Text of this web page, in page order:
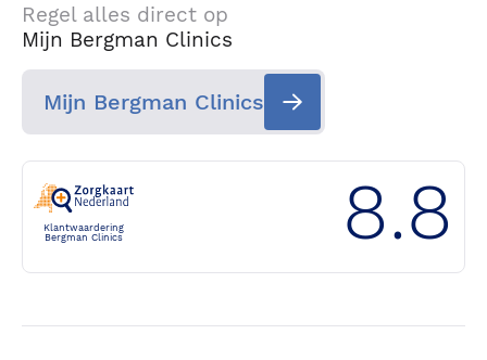
Regel alles direct op
Mijn Bergman Clinics
Mijn Bergman Clinics
Klantwaardering
Bergman Clinics
8.8